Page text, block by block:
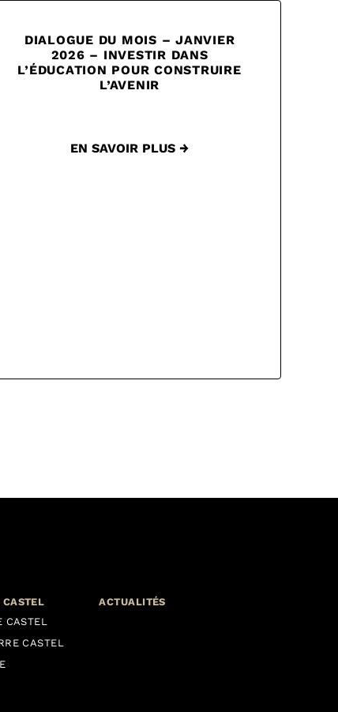
DIALOGUE DU MOIS – JANVIER
2026 – INVESTIR DANS
L’ÉDUCATION POUR CONSTRUIRE
L’AVENIR
EN SAVOIR PLUS →
CASTEL
CASTEL
CASTEL
ACTUALITÉS